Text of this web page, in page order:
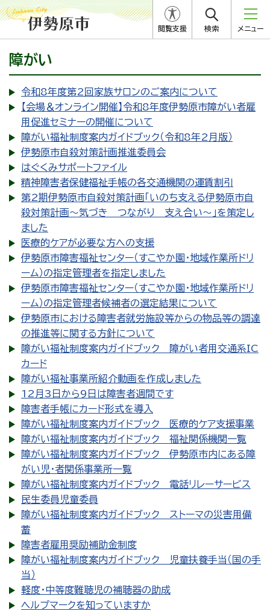
閲覧支援 検索 メニュー
障がい
令和8年度第2回家族サロンのご案内について
【会場＆オンライン開催】令和8年度伊勢原市障がい者雇
用促進セミナーの開催について
障がい福祉制度案内ガイドブック（令和8年2月版）
伊勢原市自殺対策計画推進委員会
はぐくみサポートファイル
精神障害者保健福祉手帳の各交通機関の運賃割引
第2期伊勢原市自殺対策計画「いのち支える伊勢原市自
殺対策計画～気づき つながり 支え合い～」を策定し
ました
医療的ケアが必要な方への支援
伊勢原市障害福祉センター（すこやか園・地域作業所ドリ
ーム）の指定管理者を指定しました
伊勢原市障害福祉センター（すこやか園・地域作業所ドリ
ーム）の指定管理者候補者の選定結果について
伊勢原市における障害者就労施設等からの物品等の調達
の推進等に関する方針について
障がい福祉制度案内ガイドブック 障がい者用交通系IC
カード
障がい福祉事業所紹介動画を作成しました
12月3日から9日は障害者週間です
障害者手帳にカード形式を導入
障がい福祉制度案内ガイドブック 医療的ケア支援事業
障がい福祉制度案内ガイドブック 福祉関係機関一覧
障がい福祉制度案内ガイドブック 伊勢原市内にある障
がい児・者関係事業所一覧
障がい福祉制度案内ガイドブック 電話リレーサービス
民生委員児童委員
障がい福祉制度案内ガイドブック ストーマの災害用備
蓄
障害者雇用奨励補助金制度
障がい福祉制度案内ガイドブック 児童扶養手当（国の手
当）
軽度・中等度難聴児の補聴器の助成
ヘルプマークを知っていますか